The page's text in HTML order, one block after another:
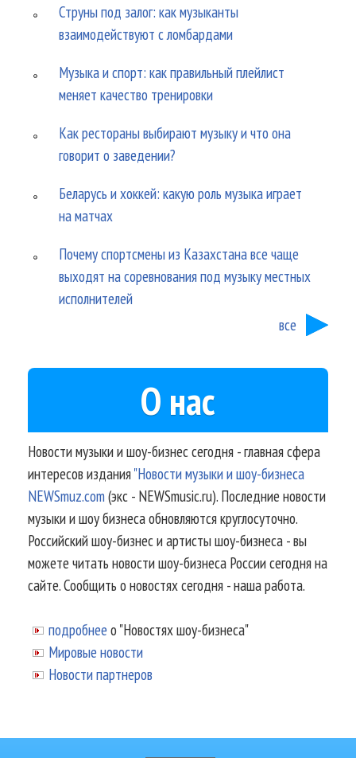
Струны под залог: как музыканты
взаимодействуют с ломбардами
Музыка и спорт: как правильный плейлист
меняет качество тренировки
Как рестораны выбирают музыку и что она
говорит о заведении?
Беларусь и хоккей: какую роль музыка играет
на матчах
Почему спортсмены из Казахстана все чаще
выходят на соревнования под музыку местных
исполнителей
все
О нас
Новости музыки и шоу-бизнес сегодня - главная сфера
интересов издания"Новости музыки и шоу-бизнеса
NEWSmuz.com(экс - NEWSmusic.ru). Последние новости
музыки и шоу бизнеса обновляются круглосуточно.
Российский шоу-бизнес и артисты шоу-бизнеса - вы
можете читать новости шоу-бизнеса России сегодня на
сайте. Сообщить о новостях сегодня - наша работа.
подробнее о "Новостях шоу-бизнеса"
Мировые новости
Новости партнеров